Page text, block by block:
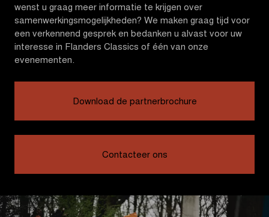
wenst u graag meer informatie te krijgen over
samenwerkingsmogelijkheden? We maken graag tijd voor
een verkennend gesprek en bedanken u alvast voor uw
interesse in Flanders Classics of één van onze
evenementen.
Download de partnerbrochure
Contacteer ons